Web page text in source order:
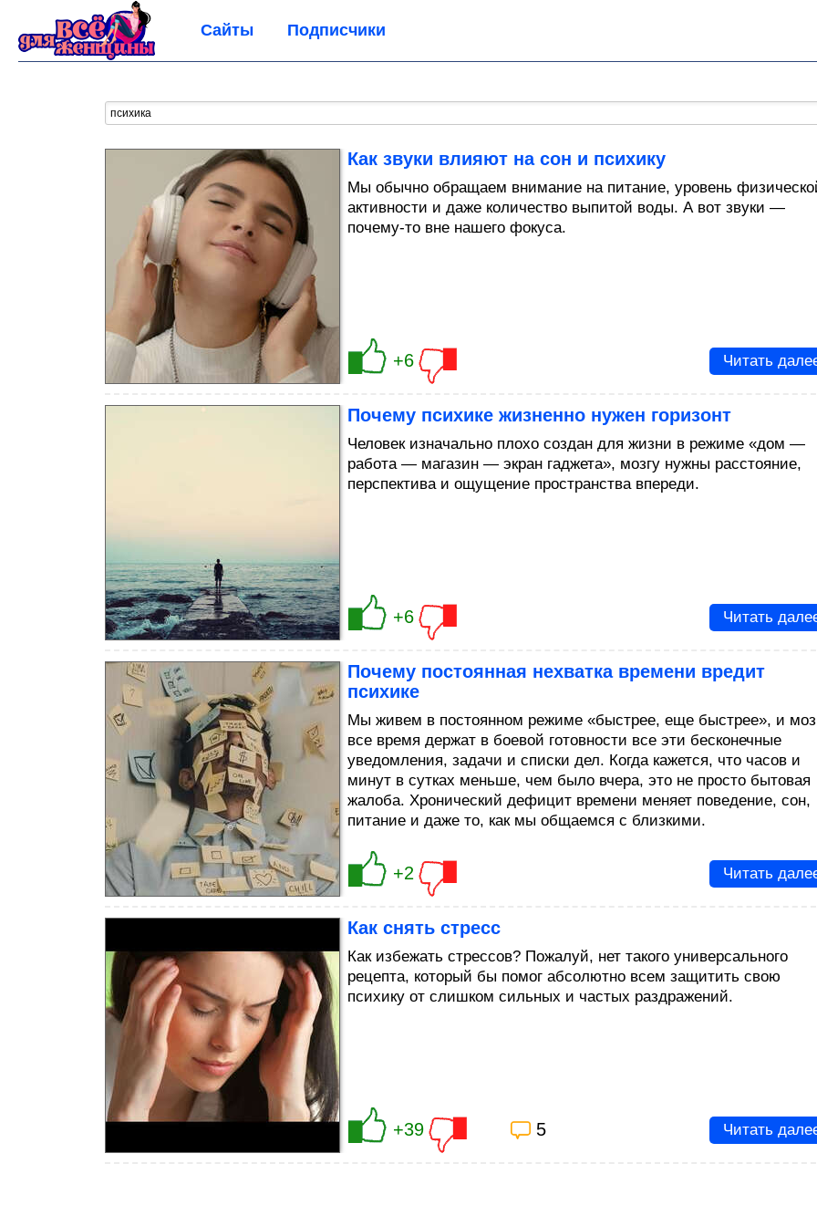
Сайты Подписчики
Как звуки влияют на сон и психику
Мы обычно обращаем внимание на питание, уровень
активности и даже количество выпитой воды. А вот звуки —
почему-то вне нашего фокуса.
+6 Читать
Почему психике жизненно нужен горизонт
Человек изначально плохо создан для жизни в режиме «дом —
работа — магазин — экран гаджета», мозгу нужны расстояние,
перспектива и ощущение пространства впереди.
+6 Читать
Почему постоянная нехватка времени вредит
психике
Мы живем в постоянном режиме «быстрее, еще быстрее», и
все время держат в боевой готовности все эти бесконечные
уведомления, задачи и списки дел. Когда кажется, что часов и
минут в сутках меньше, чем было вчера, это не просто бытовая
жалоба. Хронический дефицит времени меняет поведение, сон,
питание и даже то, как мы общаемся с близкими.
+2 Читать
Как снять стресс
Как избежать стрессов? Пожалуй, нет такого универсального
рецепта, который бы помог абсолютно всем защитить свою
психику от слишком сильных и частых раздражений.
+39 5 Читать